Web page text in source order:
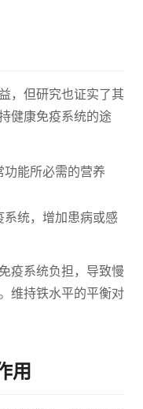
，但研究也证实了其
健康免疫系统的途
能所必需的营养
统，增加患病或感
疫系统负担，导致慢
维持铁水平的平衡对
用